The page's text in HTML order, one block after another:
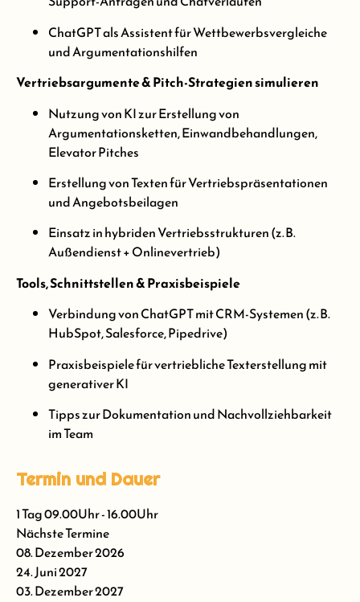
ChatGPT als Assistent für Wettbewerbsvergleiche
und Argumentationshilfen
Vertriebsargumente & Pitch-Strategien simulieren
Nutzung von KI zur Erstellung von
Argumentationsketten, Einwandbehandlungen,
Elevator Pitches
Erstellung von Texten für Vertriebspräsentationen
und Angebotsbeilagen
Einsatz in hybriden Vertriebsstrukturen (z. B.
Außendienst + Onlinevertrieb)
Tools, Schnittstellen & Praxisbeispiele
Verbindung von ChatGPT mit CRM-Systemen (z. B.
HubSpot, Salesforce, Pipedrive)
Praxisbeispiele für vertriebliche Texterstellung mit
generativer KI
Tipps zur Dokumentation und Nachvollziehbarkeit
im Team
Termin und Dauer
1 Tag 09.00Uhr - 16.00Uhr
Nächste Termine
08. Dezember 2026
24. Juni 2027
03. Dezember 2027